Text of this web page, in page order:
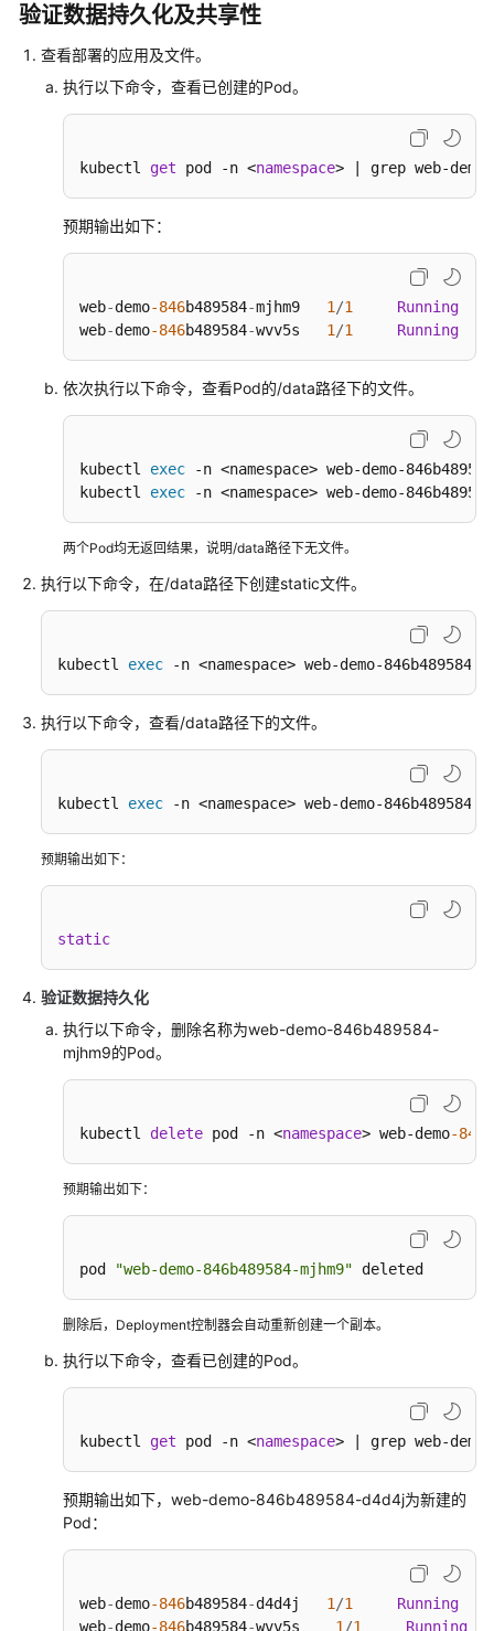
验证数据持久化及共享性
查看部署的应用及文件。
执行以下命令，查看已创建的Pod。
kubectl get pod -n <namespace> | grep web-demo
预期输出如下：
web-demo-846b489584-mjhm9 1 /1 Running
web-demo-846b489584-wvv5s 1 /1 Running
依次执行以下命令，查看Pod的/data路径下的文件。
kubectl exec -n <namespace> web-demo-
kubectl exec -n <namespace> web-demo-
两个Pod均无返回结果，说明/data路径下无文件。
执行以下命令，在/data路径下创建static文件。
kubectl exec -n <namespace> web-demo-
执行以下命令，查看/data路径下的文件。
kubectl exec -n <namespace> web-demo-
预期输出如下：
static
验证数据持久化
执行以下命令，删除名称为web-demo-846b489584-
mjhm9的Pod。
kubectl delete pod -n <namespace> web-demo-846b
预期输出如下：
pod "web-demo-846b489584-mjhm9" deleted
删除后，Deployment控制器会自动重新创建一个副本。
执行以下命令，查看已创建的Pod。
kubectl get pod -n <namespace> | grep web-demo
预期输出如下，web-demo-846b489584-d4d4j为新建的
Pod：
web-demo-846b489584-d4d4j 1 /1 Running
web-demo-846b489584-wvv5s 1 /1 Running